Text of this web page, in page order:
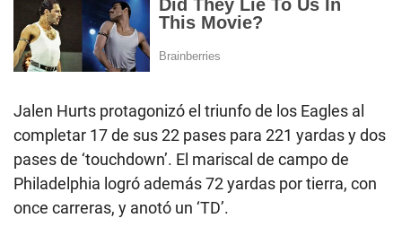
Jalen Hurts protagonizó el triunfo de los Eagles al
completar 17 de sus 22 pases para 221 yardas y dos
pases de ‘touchdown’. El mariscal de campo de
Philadelphia logró además 72 yardas por tierra, con
once carreras, y anotó un ‘TD’.